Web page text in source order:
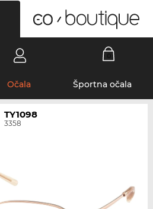
Očala Športna očala
TY1098
3358